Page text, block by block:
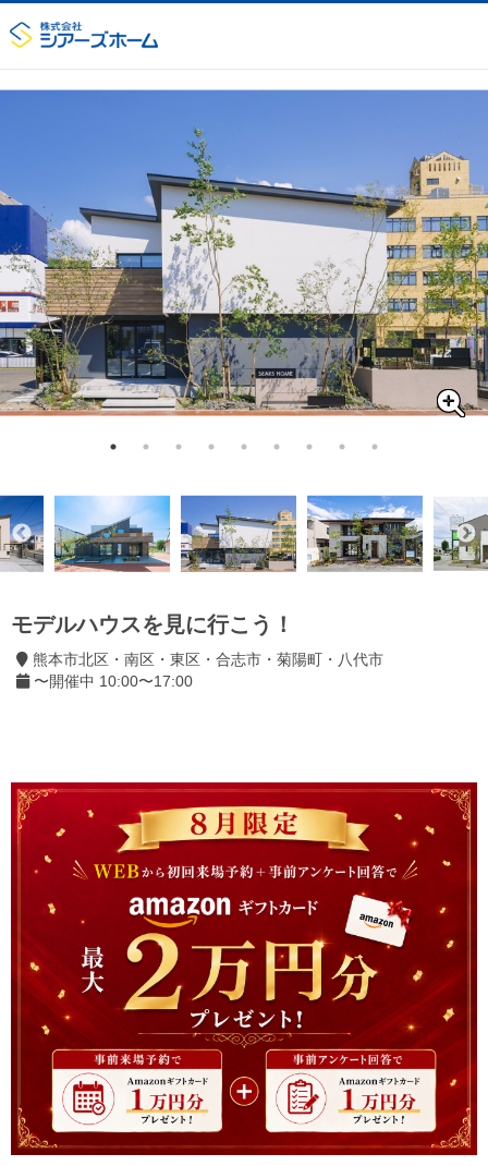
モデルハウスを見に行こう！
熊本市北区・南区・東区・合志市・菊陽町・八代市
〜開催中 10:00〜17:00